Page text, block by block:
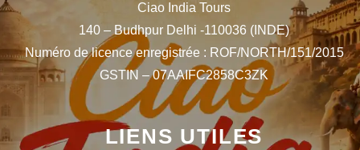
Ciao India Tours
140 – Budhpur Delhi -110036 (INDE)
Numéro de licence enregistrée : ROF/NORTH/151/2015
GSTIN – 07AAIFC2858C3ZK
LIENS UTILES